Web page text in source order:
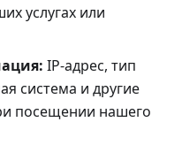
услугах или
IP-адрес, тип
система и другие
посещении нашего